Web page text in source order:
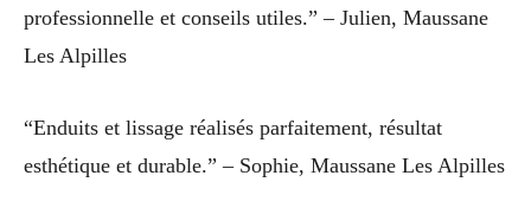
professionnelle et conseils utiles.” – Julien, Maussane
Les Alpilles
“Enduits et lissage réalisés parfaitement, résultat
esthétique et durable.” – Sophie, Maussane Les Alpilles